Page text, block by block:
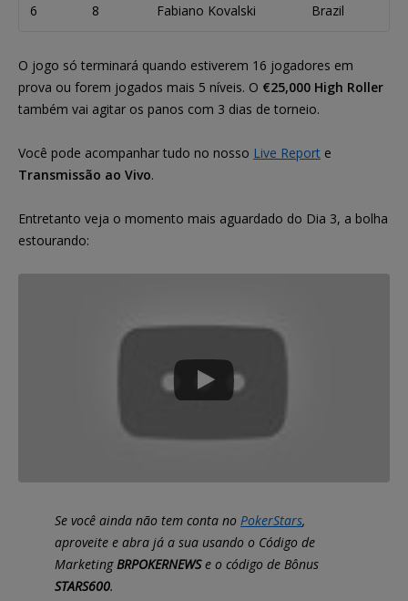
6 8 Fabiano Kovalski Brazil
O jogo só terminará quando estiverem 16 jogadores em
prova ou forem jogados mais 5 níveis. O €25,000 High Roller
também vai agitar os panos com 3 dias de torneio.
Você pode acompanhar tudo no nosso Live Report e
Transmissão ao Vivo.
Entretanto veja o momento mais aguardado do Dia 3, a bolha
estourando:
Se você ainda não tem conta no PokerStars,
aproveite e abra já a sua usando o Código de
MarketingBRPOKERNEWSe o código de Bônus
STARS600.